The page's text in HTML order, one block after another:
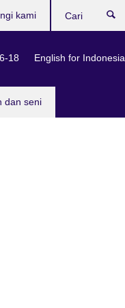
dan seni
18 English for Indonesia
kami